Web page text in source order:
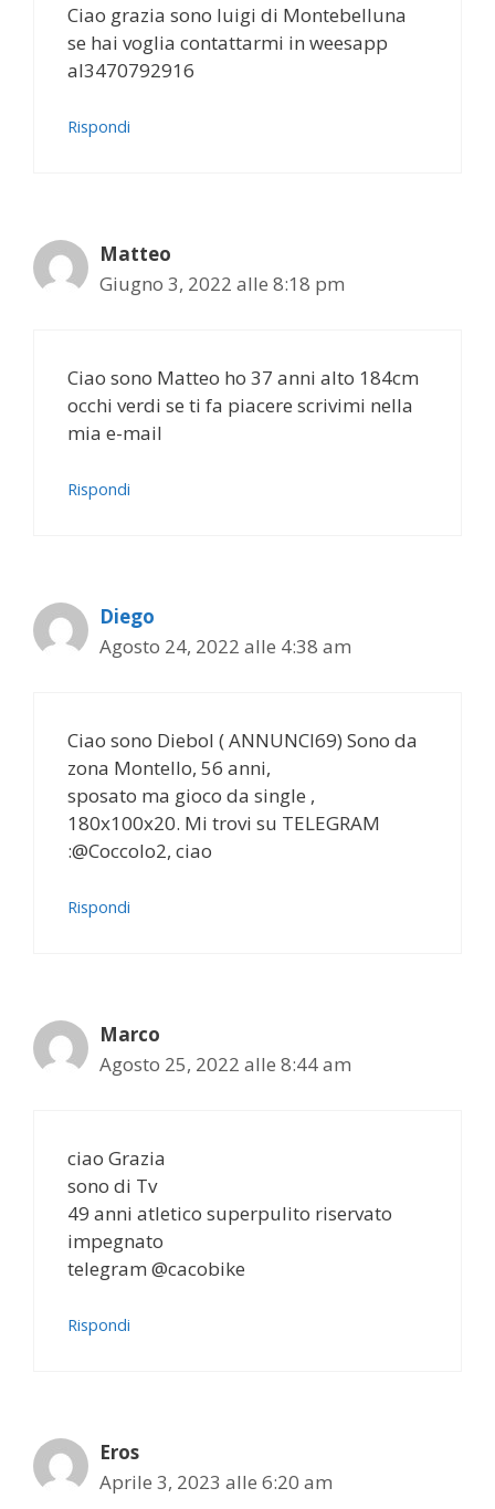
Ciao grazia sono luigi di Montebelluna
se hai voglia contattarmi in weesapp
al3470792916
Rispondi
Matteo
Giugno 3, 2022 alle 8:18 pm
Ciao sono Matteo ho 37 anni alto 184cm
occhi verdi se ti fa piacere scrivimi nella
mia e-mail
Rispondi
Diego
Agosto 24, 2022 alle 4:38 am
Ciao sono Diebol ( ANNUNCI69) Sono da
zona Montello, 56 anni,
sposato ma gioco da single ,
180x100x20. Mi trovi su TELEGRAM
:@Coccolo2, ciao
Rispondi
Marco
Agosto 25, 2022 alle 8:44 am
ciao Grazia
sono di Tv
49 anni atletico superpulito riservato
impegnato
telegram @cacobike
Rispondi
Eros
Aprile 3, 2023 alle 6:20 am